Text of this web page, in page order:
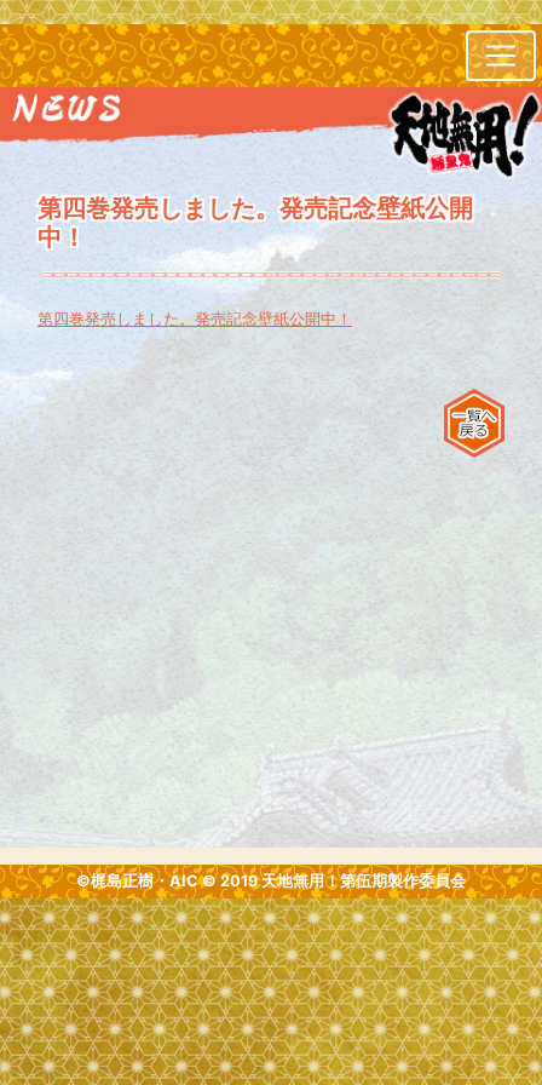
第四巻発売しました。発売記念壁紙公開
中！
第四巻発売しました。発売記念壁紙公開中！
©梶島正樹・AIC © 2019 天地無用！第伍期製作委員会